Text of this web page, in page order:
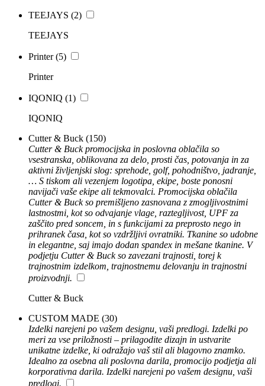
TEEJAYS (2)
TEEJAYS
Printer(5)
Printer
IQONIQ (1)
IQONIQ
Cutter & Buck (150)
Cutter & Buck promocijska in poslovna oblačila so
vsestranska, oblikovana za delo, prosti čas, potovanja in za
aktivni življenjski slog: sprehode, golf, pohodništvo, jadranje,
… S tiskom ali vezenjem logotipa, ekipe, boste ponosni
navijači vaše ekipe ali tekmovalci. Promocijska oblačila
Cutter & Buck so premišljeno zasnovana z zmogljivostnimi
lastnostmi, kot so odvajanje vlage, raztegljivost, UPF za
zaščito pred soncem, in s funkcijami za preprosto nego in
prihranek časa, kot so vzdržljivi ovratniki. Tkanine so udobne
in elegantne, saj imajo dodan spandex in mešane tkanine. V
podjetju Cutter & Buck so zavezani trajnosti, torej k
trajnostnim izdelkom, trajnostnemu delovanju in trajnostni
proizvodnji.
Cutter & Buck
CUSTOM MADE (30)
Izdelki narejeni po vašem designu, vaši predlogi. Izdelki po
meri za vse priložnosti – prilagodite dizajn in ustvarite
unikatne izdelke, ki odražajo vaš stil ali blagovno znamko.
Idealno za osebna ali poslovna darila, promocijo podjetja ali
korporativna darila. Izdelki narejeni po vašem designu, vaši
predlogi.